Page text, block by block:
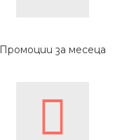
Промоции за месеца